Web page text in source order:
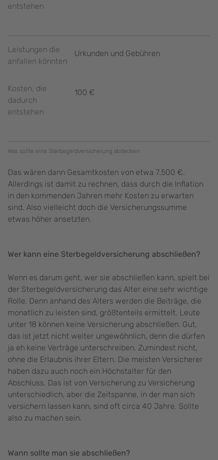
entstehen
Leistungen die
anfallen könnten
Urkunden und Gebühren
Kosten, die
dadurch
entstehen
100 €
Was sollte eine Sterbegeldversicherung abdecken
Das wären dann Gesamtkosten von etwa 7.500 €.
Allerdings ist damit zu rechnen, dass durch die Inflation
in den kommenden Jahren mehr Kosten zu erwarten
sind. Also vielleicht doch die Versicherungssumme
etwas höher ansetzten.
Wer kann eine Sterbegeldversicherung abschließen?
Wenn es darum geht, wer sie abschließen kann, spielt bei
der Sterbegeldversicherung das Alter eine sehr wichtige
Rolle. Denn anhand des Alters werden die Beiträge, die
monatlich zu leisten sind, größtenteils ermittelt. Leute
unter 18 können keine Versicherung abschließen. Gut,
das ist jetzt nicht weiter ungewöhnlich, denn die dürfen
ja eh keine Verträge unterschreiben. Zumindest nicht,
ohne die Erlaubnis ihrer Eltern. Die meisten Versicherer
haben dazu auch noch ein Höchstalter für den
Abschluss. Das ist von Versicherung zu Versicherung
unterschiedlich, aber die Zeitspanne, in der man sich
versichern lassen kann, sind oft circa 40 Jahre. Sollte
also zu machen sein.
Wann sollte man sie abschließen?